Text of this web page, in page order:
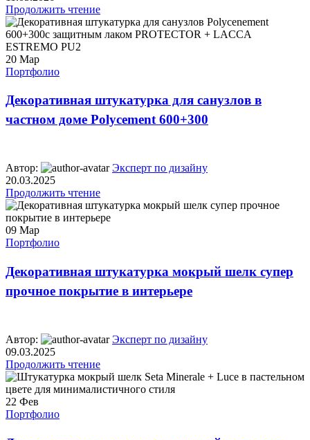
Продолжить чтение
20 Мар
Портфолио
Декоративная штукатурка для санузлов в
частном доме Polycement 600+300
Автор:
Эксперт по дизайну
20.03.2025
Продолжить чтение
09 Мар
Портфолио
Декоративная штукатурка мокрый шелк супер
прочное покрытие в интерьере
Автор:
Эксперт по дизайну
09.03.2025
Продолжить чтение
22 Фев
Портфолио